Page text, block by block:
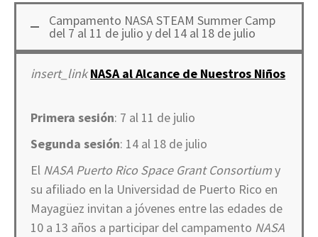
Campamento NASA STEAM Summer Camp
del 7 al 11 de julio y del 14 al 18 de julio
insert_link NASA al Alcance de Nuestros Niños
Primera sesión: 7 al 11 de julio
Segunda sesión: 14 al 18 de julio
El NASA Puerto Rico Space Grant Consortiumy
su afiliado en la Universidad de Puerto Rico en
Mayagüez invitan a jóvenes entre las edades de
10 a 13 años a participar del campamento NASA